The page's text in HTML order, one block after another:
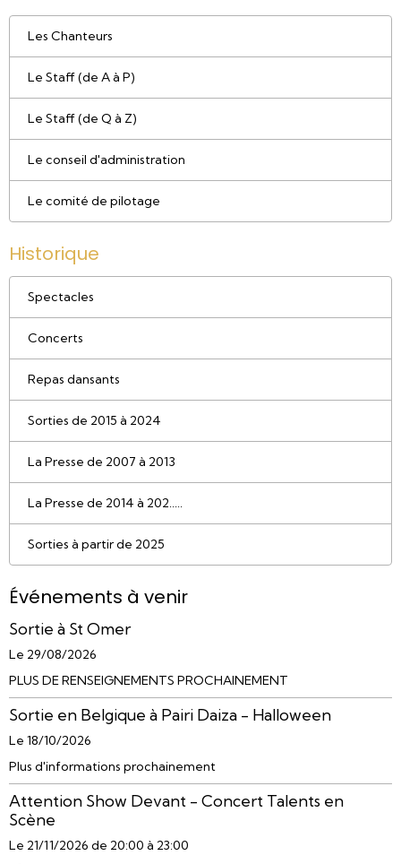
Les Chanteurs
Le Staff (de A à P)
Le Staff (de Q à Z)
Le conseil d'administration
Le comité de pilotage
Historique
Spectacles
Concerts
Repas dansants
Sorties de 2015 à 2024
La Presse de 2007 à 2013
La Presse de 2014 à 202.....
Sorties à partir de 2025
Événements à venir
Sortie à St Omer
Le 29/08/2026
PLUS DE RENSEIGNEMENTS PROCHAINEMENT
Sortie en Belgique à Pairi Daiza - Halloween
Le 18/10/2026
Plus d'informations prochainement
Attention Show Devant - Concert Talents en
Scène
Le 21/11/2026 de 20:00 à 23:00